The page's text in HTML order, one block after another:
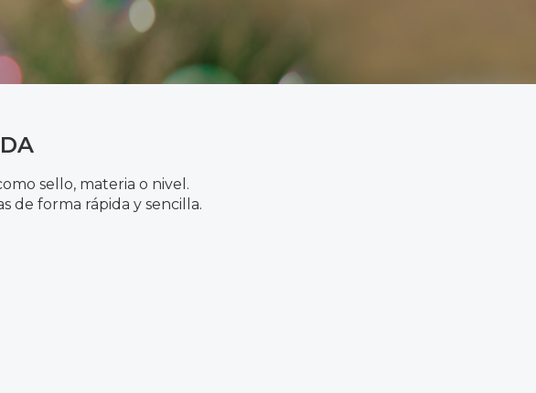
sello, materia o nivel.
de forma rápida y sencilla.